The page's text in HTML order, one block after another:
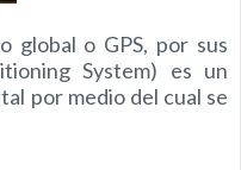
global o GPS, por sus
System) es un
por medio del cual se